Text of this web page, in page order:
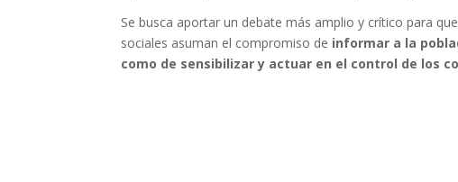
Se busca aportar un debate más amplio y crítico para
sociales asuman el compromiso de informar a la
como de sensibilizar y actuar en el control de los